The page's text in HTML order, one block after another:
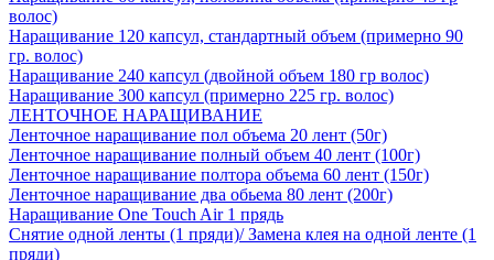
волос)
Наращивание 120 капсул, стандартный объем (примерно 90
гр. волос)
Наращивание 240 капсул (двойной объем 180 гр волос)
Наращивание 300 капсул (примерно 225 гр. волос)
ЛЕНТОЧНОЕ НАРАЩИВАНИЕ
Ленточное наращивание пол объема 20 лент (50г)
Ленточное наращивание полный объем 40 лент (100г)
Ленточное наращивание полтора объема 60 лент (150г)
Ленточное наращивание два обьема 80 лент (200г)
Наращивание One Touch Air 1 прядь
Снятие одной ленты (1 пряди)/ Замена клея на одной ленте (1
пряди)